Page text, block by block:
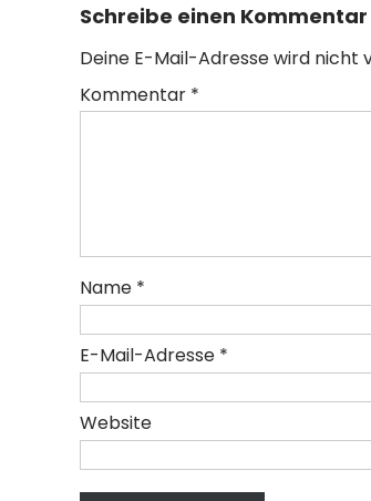
Schreibe einen Kommentar
Deine E-Mail-Adresse wird nicht
Kommentar *
Name *
E-Mail-Adresse *
Website